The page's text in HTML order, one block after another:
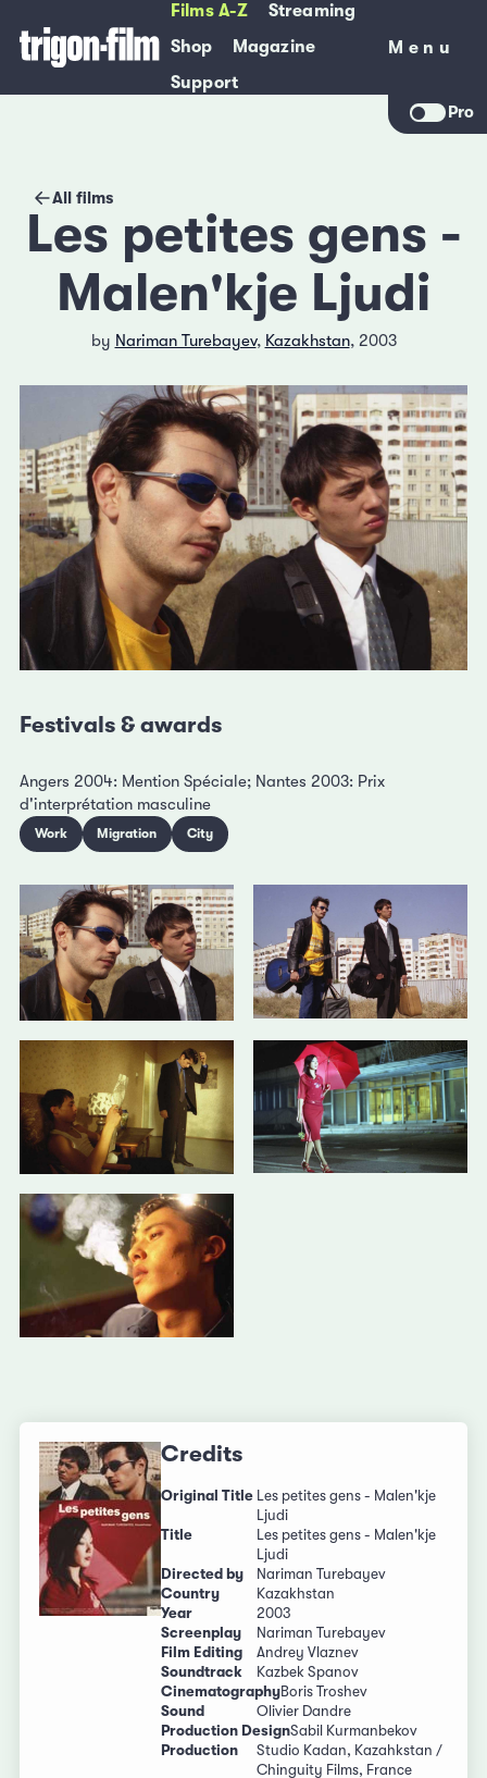
Films A-Z
Streaming
Shop
Magazine
Support
Menu
Menu
Pro
All films
Les petites gens -
Malen'kje Ljudi
by Nariman Turebayev, Kazakhstan, 2003
Festivals & awards
Angers 2004: Mention Spéciale; Nantes 2003: Prix
d'interprétation masculine
Work Migration City
Credits
Original Title Les petites gens - Malen'kje
Ljudi
Title
Les petites gens - Malen'kje
Ljudi
Directed by
Nariman Turebayev
Country
Kazakhstan
Year
2003
Screenplay
Nariman Turebayev
Film Editing
Andrey Vlaznev
Soundtrack
Kazbek Spanov
CinematographyBoris Troshev
Sound
Olivier Dandre
Production DesignSabil Kurmanbekov
Production
Studio Kadan, Kazahkstan /
Chinguity Films, France